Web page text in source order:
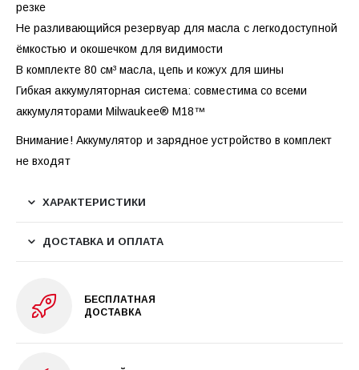
резке
Не разливающийся резервуар для масла с легкодоступной
ёмкостью и окошечком для видимости
В комплекте 80 см³ масла, цепь и кожух для шины
Гибкая аккумуляторная система: совместима со всеми
аккумуляторами Milwaukee® M18™
Внимание! Аккумулятор и зарядное устройство в комплект
не входят
ХАРАКТЕРИСТИКИ
ДОСТАВКА И ОПЛАТА
БЕСПЛАТНАЯ
ДОСТАВКА